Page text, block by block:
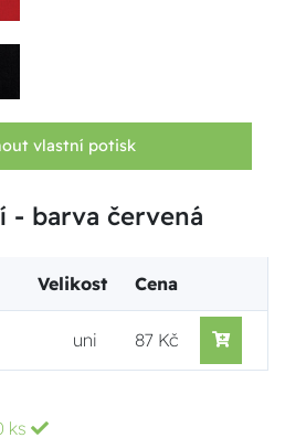
vlastní potisk
- barva červená
Velikost
Cena
uni 87 Kč
ks